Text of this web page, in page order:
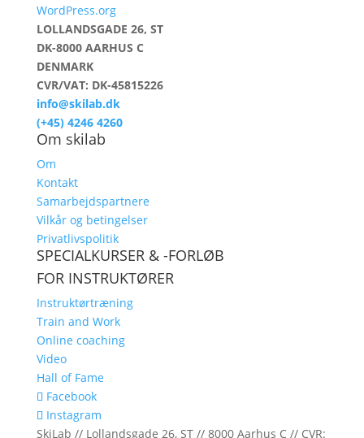
WordPress.org
LOLLANDSGADE 26, ST
DK-8000 AARHUS C
DENMARK
CVR/VAT: DK-45815226
info@skilab.dk
(+45) 4246 4260
Om skilab
Om
Kontakt
Samarbejdspartnere
Vilkår og betingelser
Privatlivspolitik
SPECIALKURSER & -FORLØB
FOR INSTRUKTØRER
Instruktørtræning
Train and Work
Online coaching
Video
Hall of Fame
Facebook
Instagram
SkiLab // Lollandsgade 26, ST // 8000 Aarhus C // CVR: